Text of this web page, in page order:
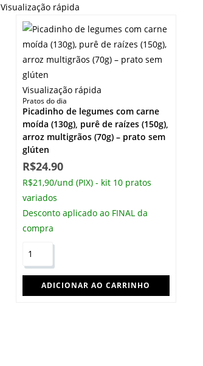
Visualização rápida
Visualização rápida
Pratos do dia
Picadinho de legumes com carne
moída (130g), purê de raízes (150g),
arroz multigrãos (70g) – prato sem
glúten
R$24.90
R$21,90/und (PIX) - kit 10 pratos
variados
Desconto aplicado ao FINAL da
compra
ADICIONAR AO CARRINHO